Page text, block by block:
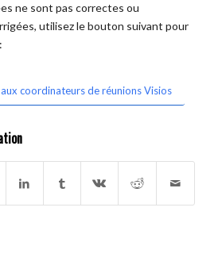
ne sont pas correctes ou
utilisez le bouton suivant pour
coordinateurs de réunions Visios